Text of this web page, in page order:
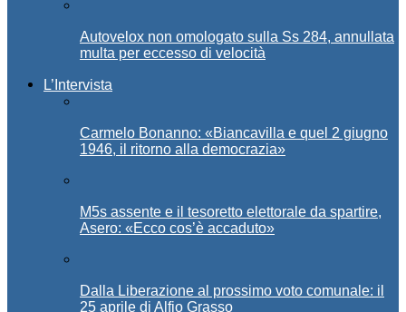
Autovelox non omologato sulla Ss 284, annullata
multa per eccesso di velocità
L’Intervista
Carmelo Bonanno: «Biancavilla e quel 2 giugno
1946, il ritorno alla democrazia»
M5s assente e il tesoretto elettorale da spartire,
Asero: «Ecco cos’è accaduto»
Dalla Liberazione al prossimo voto comunale: il
25 aprile di Alfio Grasso